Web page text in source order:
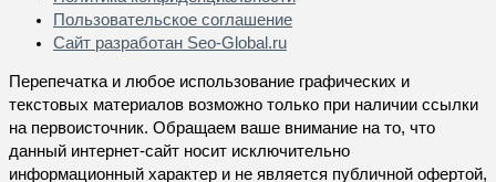
Пользовательское соглашение
Сайт разработан Seo-Global.ru
Перепечатка и любое использование графических и
текстовых материалов возможно только при наличии ссылки
на первоисточник. Обращаем ваше внимание на то, что
данный интернет-сайт носит исключительно
информационный характер и не является публичной офертой,